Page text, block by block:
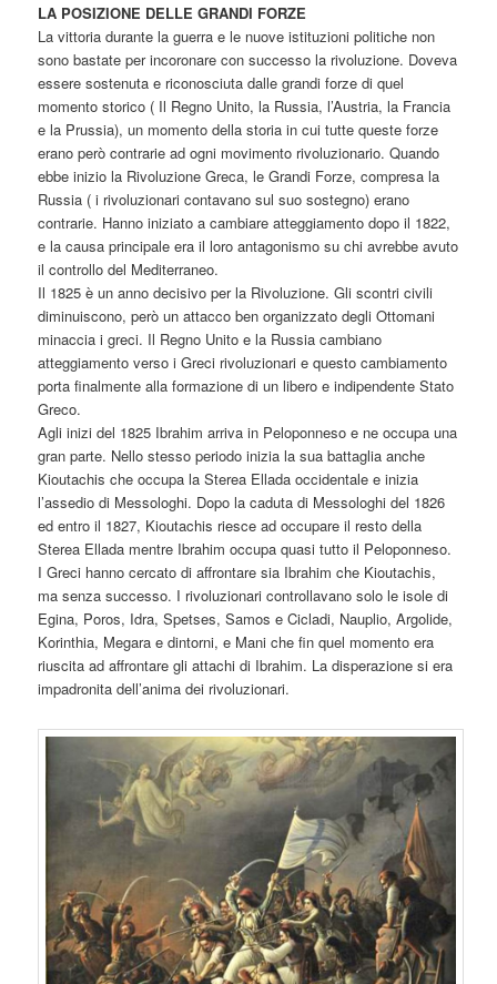
LA POSIZIONE DELLE GRANDI FORZE
La vittoria durante la guerra e le nuove istituzioni politiche non
sono bastate per incoronare con successo la rivoluzione. Doveva
essere sostenuta e riconosciuta dalle grandi forze di quel
momento storico ( Il Regno Unito, la Russia, l’Austria, la Francia
e la Prussia), un momento della storia in cui tutte queste forze
erano però contrarie ad ogni movimento rivoluzionario. Quando
ebbe inizio la Rivoluzione Greca, le Grandi Forze, compresa la
Russia ( i rivoluzionari contavano sul suo sostegno) erano
contrarie. Hanno iniziato a cambiare atteggiamento dopo il 1822,
e la causa principale era il loro antagonismo su chi avrebbe avuto
il controllo del Mediterraneo.
Il 1825 è un anno decisivo per la Rivoluzione. Gli scontri civili
diminuiscono, però un attacco ben organizzato degli Ottomani
minaccia i greci. Il Regno Unito e la Russia cambiano
atteggiamento verso i Greci rivoluzionari e questo cambiamento
porta finalmente alla formazione di un libero e indipendente Stato
Greco.
Agli inizi del 1825 Ibrahim arriva in Peloponneso e ne occupa una
gran parte. Nello stesso periodo inizia la sua battaglia anche
Kioutachis che occupa la Sterea Ellada occidentale e inizia
l’assedio di Messologhi. Dopo la caduta di Messologhi del 1826
ed entro il 1827, Kioutachis riesce ad occupare il resto della
Sterea Ellada mentre Ibrahim occupa quasi tutto il Peloponneso.
I Greci hanno cercato di affrontare sia Ibrahim che Kioutachis,
ma senza successo. I rivoluzionari controllavano solo le isole di
Egina, Poros, Idra, Spetses, Samos e Cicladi, Nauplio, Argolide,
Korinthia, Megara e dintorni, e Mani che fin quel momento era
riuscita ad affrontare gli attachi di Ibrahim. La disperazione si era
impadronita dell’anima dei rivoluzionari.